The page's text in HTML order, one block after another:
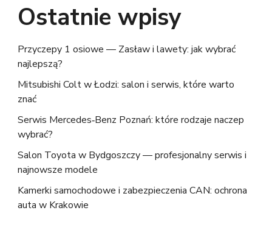
Ostatnie wpisy
Przyczepy 1 osiowe — Zasław i lawety: jak wybrać
najlepszą?
Mitsubishi Colt w Łodzi: salon i serwis, które warto
znać
Serwis Mercedes‑Benz Poznań: które rodzaje naczep
wybrać?
Salon Toyota w Bydgoszczy — profesjonalny serwis i
najnowsze modele
Kamerki samochodowe i zabezpieczenia CAN: ochrona
auta w Krakowie